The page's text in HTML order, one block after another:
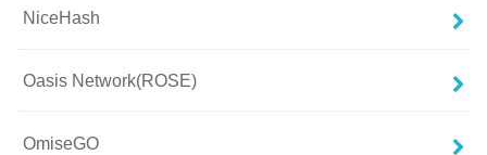
NiceHash
Oasis Network(ROSE)
OmiseGO